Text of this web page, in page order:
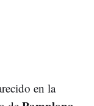
en la